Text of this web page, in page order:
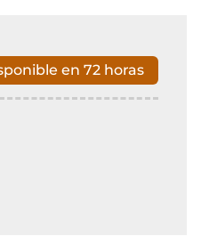
en 72 horas